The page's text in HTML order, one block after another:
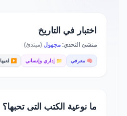
اختبار في التاريخ
منشئ التحدي:مجهول (مبتدئ)
🧠 معرفي 📁 إداري وإنساني ▶️ لعبها 5
ما نوعية الكتب التى تحبها؟